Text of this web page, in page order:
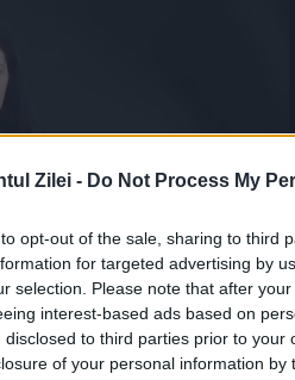
Zilei - Do Not Process My
opt-out of the sale, sharing to third
for targeted advertising by
selection. Please note that after
interest-based ads based on
disclosed to third parties prior to
of your personal information by